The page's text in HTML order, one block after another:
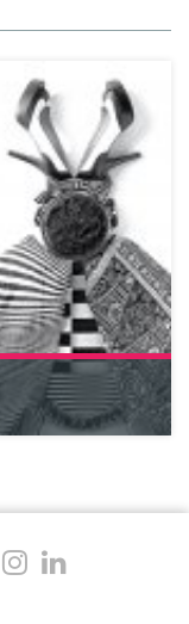
e operativo,
ruoli più ricercati